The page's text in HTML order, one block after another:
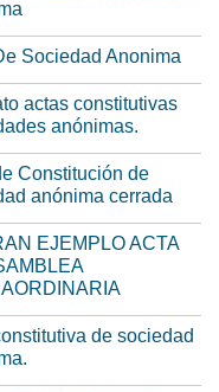
Sociedad Anonima
actas constitutivas
anónimas.
Constitución de
anónima cerrada
EJEMPLO ACTA
de sociedad